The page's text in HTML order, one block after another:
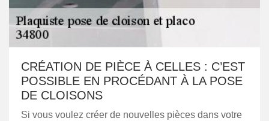
CRÉATION DE PIÈCE À CELLES : C’EST
POSSIBLE EN PROCÉDANT À LA POSE
DE CLOISONS
Si vous voulez créer de nouvelles pièces dans votre